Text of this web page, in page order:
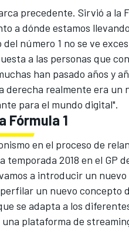
precedente. Sirvió a la
a dónde estamos
número 1 no se ve
a las personas que
han pasado años y
derecha realmente era un
para el mundo digital".
Fórmula 1
en el proceso de
temporada 2018 en el GP
a introducir un
un nuevo concepto
se adapta a los
una plataforma de